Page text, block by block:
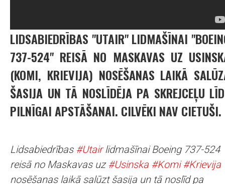
LIDSABIEDRĪBAS "UTAIR" LIDMAŠĪNAI
737-524" REISĀ NO MASKAVAS UZ
(KOMI, KRIEVIJA) NOSĒŠANAS LAIKĀ
ŠASIJA UN TĀ NOSLĪDĒJA PA SKREJCEĻU
PILNĪGAI APSTĀŠANAI. CILVĒKI NAV CIETUŠI.
Lidsabiedrības #Utairlidmašīnai Boeing 737-524
reisā no Maskavas uz #Usinska #Komi #Krievija
nosēšanas laikā salūzt šasija un tā noslīd pa